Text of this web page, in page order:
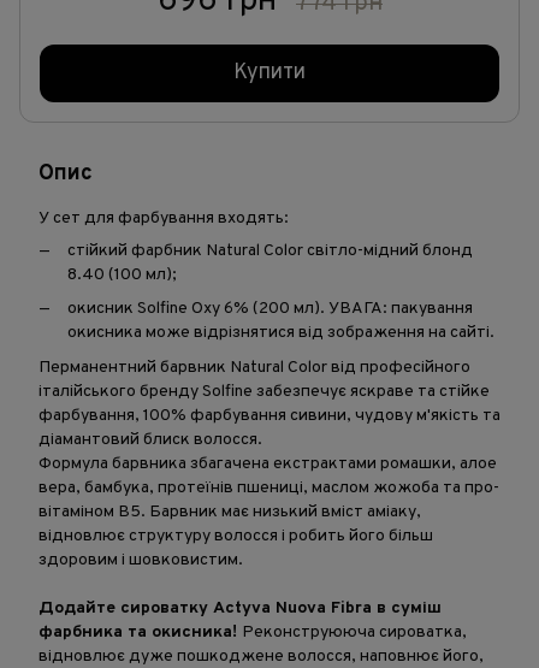
Купити
Опис
У сет для фарбування входять:
стійкий фарбник Natural Color світло-мідний блонд
8.40 (100 мл);
окисник Solfine Oxy 6% (200 мл). УВАГА: пакування
окисника може відрізнятися від зображення на сайті.
Перманентний барвник Natural Color від професійного
італійського бренду Solfine забезпечує яскраве та стійке
фарбування, 100% фарбування сивини, чудову м'якість та
діамантовий блиск волосся.
Формула барвника збагачена екстрактами ромашки, алое
вера, бамбука, протеїнів пшениці, маслом жожоба та про-
вітаміном В5. Барвник має низький вміст аміаку,
відновлює структуру волосся і робить його більш
здоровим і шовковистим.
Додайте сироватку Actyva Nuova Fibra в суміш
фарбника та окисника! Реконструююча сироватка,
відновлює дуже пошкоджене волосся, наповнює його,